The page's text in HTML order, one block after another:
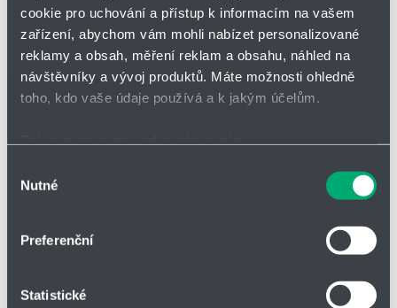
cookie pro uchování a přístup k informacím na vašem
zařízení, abychom vám mohli nabízet personalizované
reklamy a obsah, měření reklam a obsahu, náhled na
návštěvníky a vývoj produktů. Máte možnosti ohledně
toho, kdo vaše údaje používá a k jakým účelům.
které mohou být přesné na několik metrů
skenování pro konkrétní charakteristiky (otisk prstu)
Zjistěte více o tom, jak zpracováváme vaše osobní
Svůj souhlas můžete kdykoliv změnit nebo odvolat v
souhlasu
Nutné
Preferenční
Statistické
Adresa